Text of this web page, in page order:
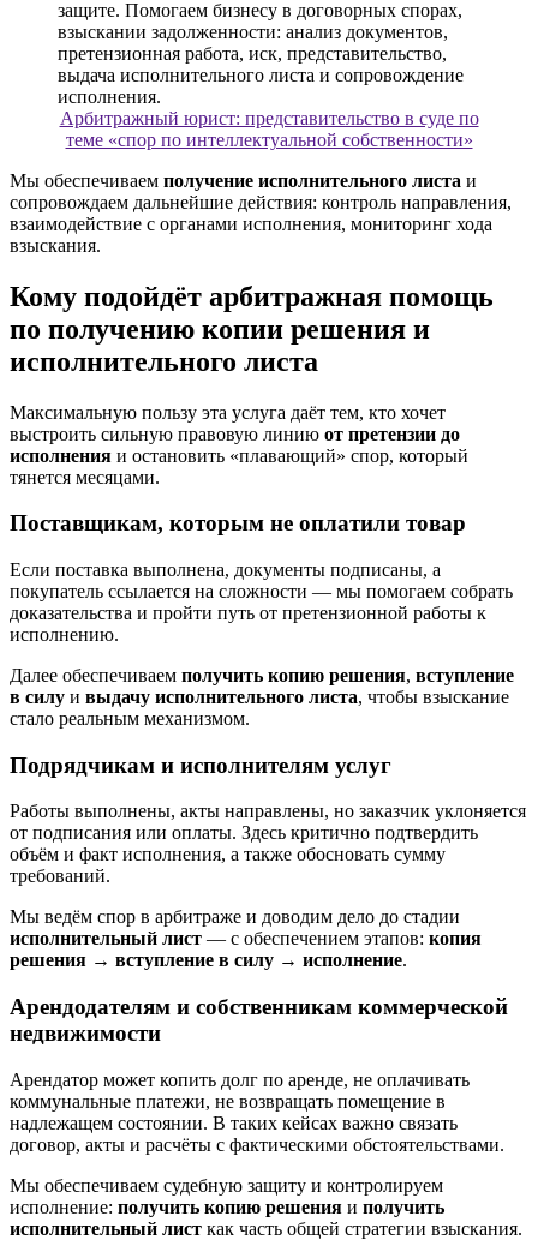
Арбитражный юрист: представительство в суде по
теме «спор по интеллектуальной собственности»
Мы обеспечиваем получение исполнительного листа и
сопровождаем дальнейшие действия: контроль направления,
взаимодействие с органами исполнения, мониторинг хода
взыскания.
Кому подойдёт арбитражная помощь
по получению копии решения и
исполнительного листа
Максимальную пользу эта услуга даёт тем, кто хочет
выстроить сильную правовую линию от претензии до
исполнения и остановить «плавающий» спор, который
тянется месяцами.
Поставщикам, которым не оплатили товар
Если поставка выполнена, документы подписаны, а
покупатель ссылается на сложности — мы помогаем собрать
доказательства и пройти путь от претензионной работы к
исполнению.
Далее обеспечиваем получить копию решения, вступление
в силу и выдачу исполнительного листа, чтобы взыскание
стало реальным механизмом.
Подрядчикам и исполнителям услуг
Работы выполнены, акты направлены, но заказчик уклоняется
от подписания или оплаты. Здесь критично подтвердить
объём и факт исполнения, а также обосновать сумму
требований.
Мы ведём спор в арбитраже и доводим дело до стадии
исполнительный лист — с обеспечением этапов: копия
решения → вступление в силу → исполнение.
Арендодателям и собственникам коммерческой
недвижимости
Арендатор может копить долг по аренде, не оплачивать
коммунальные платежи, не возвращать помещение в
надлежащем состоянии. В таких кейсах важно связать
договор, акты и расчёты с фактическими обстоятельствами.
Мы обеспечиваем судебную защиту и контролируем
исполнение: получить копию решения и получить
исполнительный лист как часть общей стратегии взыскания.